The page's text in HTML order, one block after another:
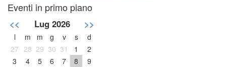
Eventi in primo piano
<< Lug 2026 >>
l m m g v s
d
27 28 29 30 31 1
2
3
4 5 6 7 8
9